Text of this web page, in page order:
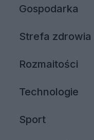
Gospodarka
Strefa zdrowia
Rozmaitości
Technologie
Sport